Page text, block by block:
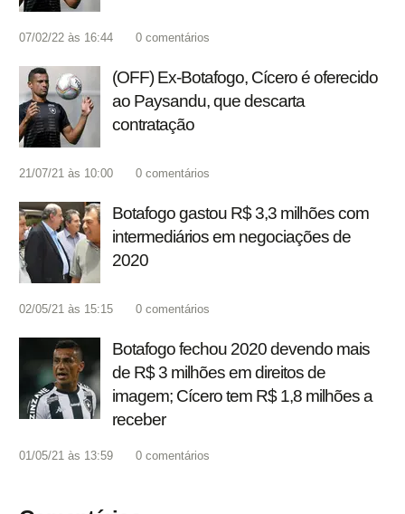
07/02/22 às 16:44 0 comentários
(OFF) Ex-Botafogo, Cícero é oferecido
ao Paysandu, que descarta
contratação
21/07/21 às 10:00 0 comentários
Botafogo gastou R$ 3,3 milhões com
intermediários em negociações de
2020
02/05/21 às 15:15 0 comentários
Botafogo fechou 2020 devendo mais
de R$ 3 milhões em direitos de
imagem; Cícero tem R$ 1,8 milhões a
receber
01/05/21 às 13:59 0 comentários